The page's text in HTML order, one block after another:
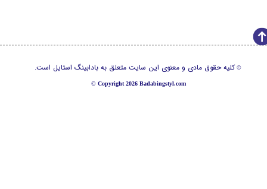
© کلیه حقوق مادی و معنوی این سایت متعلق به بادابینگ استایل است.
© Copyright 2026 Badabingstyl.com